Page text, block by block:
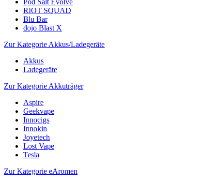
Pod Salt Evolve
RIOT SQUAD
Blu Bar
dojo Blast X
Zur Kategorie Akkus/Ladegeräte
Akkus
Ladegeräte
Zur Kategorie Akkuträger
Aspire
Geekvape
Innocigs
Innokin
Joyetech
Lost Vape
Tesla
Zur Kategorie eAromen